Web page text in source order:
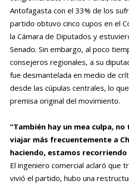
Antofagasta con el 33% de los
partido obtuvo cinco cupos en el
la Cámara de Diputados y
Senado. Sin embargo, al poco
consejeros regionales, a su
fue desmantelada en medio de
desde las cúpulas centrales, lo
premisa original del movimiento.
“También hay un mea culpa,
viajar más frecuentemente a
haciendo, estamos recorriendo
El ingeniero comercial aclaró que
vivió el partido, hubo una